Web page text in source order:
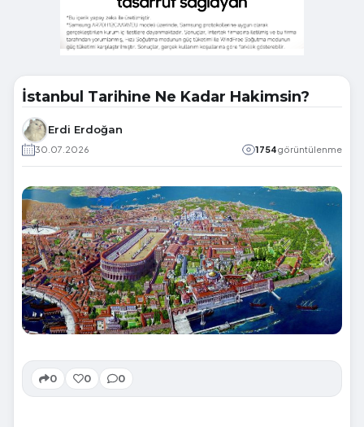
İstanbul Tarihine Ne Kadar Hakimsin?
Erdi Erdoğan
30.07.2026 1754görüntülenme
0 0 0